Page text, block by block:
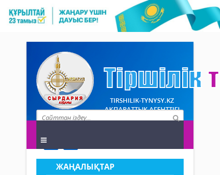
TIRSHILIK-TYNYSY.KZ
АҚПАРАТТЫҚ АГЕНТТІГІ
ЖАҢАЛЫҚТАР